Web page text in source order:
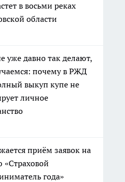
в восьми реках
области
уже давно так делают,
почему в РЖД
выкуп купе не
личное
приём заявок на
года»